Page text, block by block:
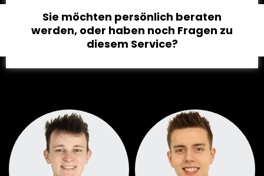
Sie möchten persönlich beraten
werden, oder haben noch Fragen zu
diesem Service?